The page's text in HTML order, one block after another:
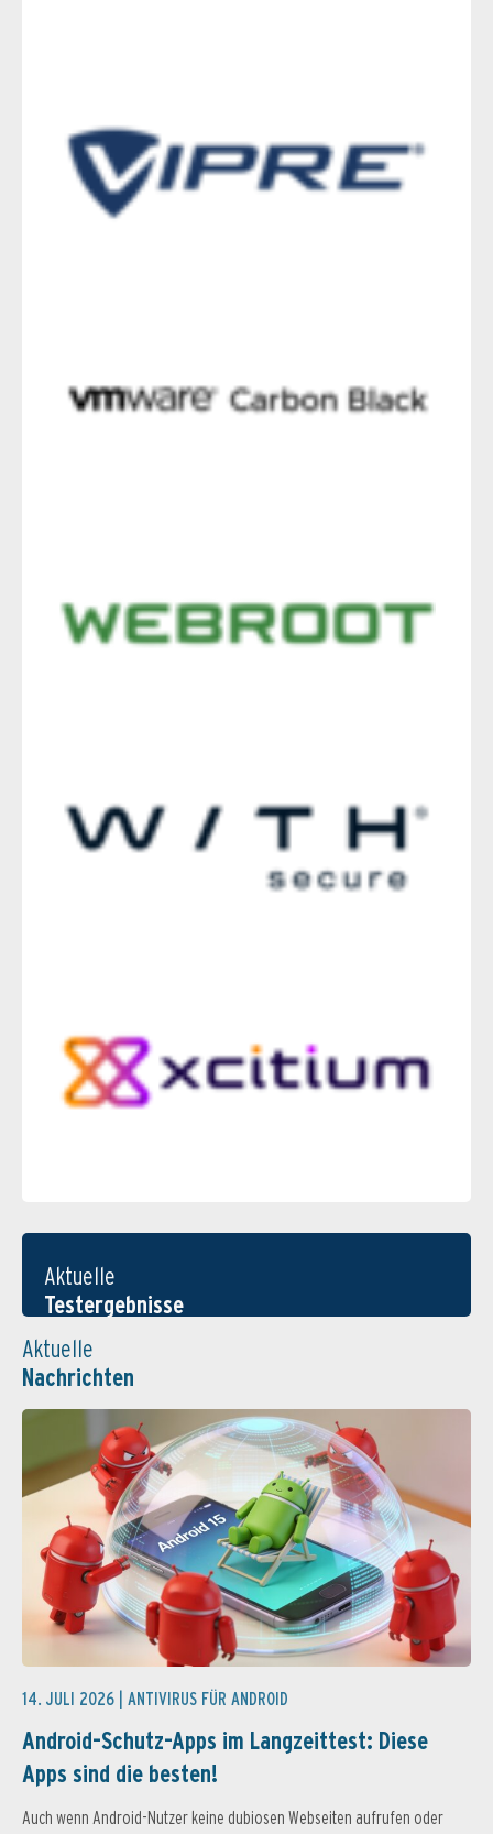
Aktuelle
Testergebnisse
Aktuelle
Nachrichten
14. JULI 2026 | ANTIVIRUS FÜR ANDROID
Android-Schutz-Apps im Langzeittest: Diese
Apps sind die besten!
Auch wenn Android-Nutzer keine dubiosen Webseiten aufrufen oder